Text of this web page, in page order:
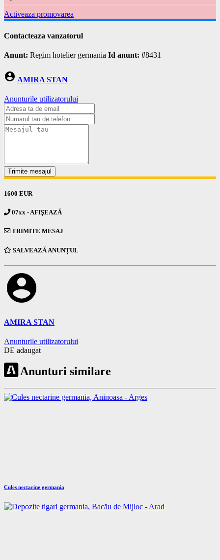
Activeaza promovarea
Contacteaza vanzatorul
Anunt: Regim hotelier germania Id anunt: #8431
account_circle AMIRA STAN
Anunturile utilizatorului
Trimite mesajul
1600 EUR
07xx - AFIŞEAZĂ
TRIMITE MESAJ
SALVEAZĂ ANUNȚUL
account_circle
AMIRA STAN
Anunturile utilizatorului
DE adaugat
Anunturi similare
Cules nectarine germania